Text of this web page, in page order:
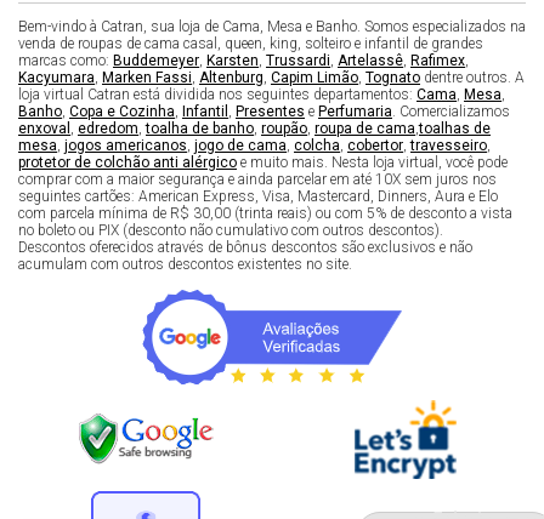
Bem-vindo à Catran, sua loja de Cama, Mesa e Banho. Somos especializados na
venda de roupas de cama casal, queen, king, solteiro e infantil de grandes
marcas como: Buddemeyer Karsten Trussardi Artelassê Rafimex
Kacyumara Marken Fassi Altenburg Capim Limão Tognato dentre outros. A
loja virtual Catran está dividida nos seguintes departamentos: Cama Mesa
Banho Copa e Cozinha Infantil Presentes e Perfumaria . Comercializamos
enxoval
edredom ,toalha de banho roupão roupa de cama ,toalhas de
mesa jogos americanos jogo de cama colcha cobertor ,travesseiro
protetor de colchão anti alérgico e muito mais. Nesta loja virtual, você pode
comprar com a maior segurança e ainda parcelar em até 10X sem juros nos
seguintes cartões: American Express, Visa, Mastercard, Dinners, Aura e Elo
com parcela mínima de R$ 30,00 (trinta reais) ou com 5% de desconto a vista
no boleto ou PIX (desconto não cumulativo com outros descontos).
Descontos oferecidos através de bônus descontos são exclusivos e não
acumulam com outros descontos existentes no site.